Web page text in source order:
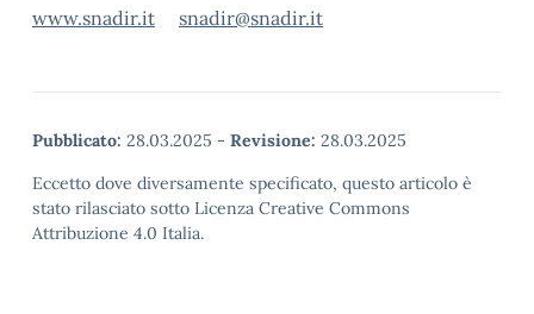
www.snadir.it snadir@snadir.it
Pubblicato: 28.03.2025 - Revisione: 28.03.2025
Eccetto dove diversamente specificato, questo articolo è
stato rilasciato sotto Licenza Creative Commons
Attribuzione 4.0 Italia.